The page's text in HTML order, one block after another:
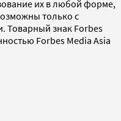
их в любой форме,
только с
Товарный знак Forbes
Forbes Media Asia